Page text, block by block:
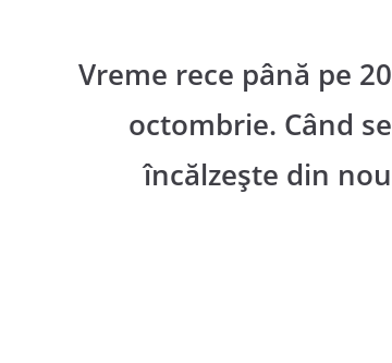
Vreme rece până pe 20
octombrie. Când se
încălzește din nou